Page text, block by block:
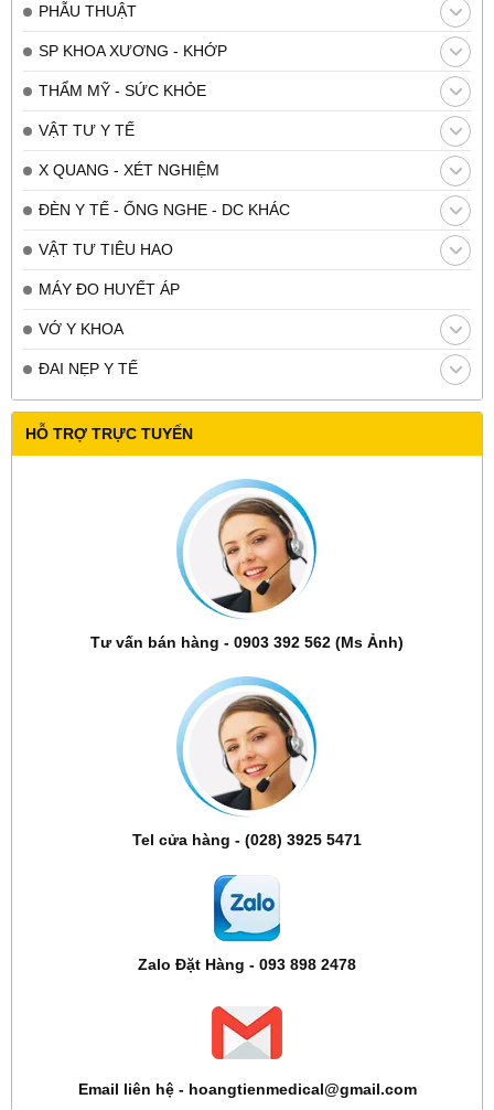
PHẪU THUẬT
SP KHOA XƯƠNG - KHỚP
THẨM MỸ - SỨC KHỎE
VẬT TƯ Y TẾ
X QUANG - XÉT NGHIỆM
ĐÈN Y TẾ - ỐNG NGHE - DC KHÁC
VẬT TƯ TIÊU HAO
MÁY ĐO HUYẾT ÁP
VỚ Y KHOA
ĐAI NẸP Y TẾ
HỖ TRỢ TRỰC TUYẾN
Tư vấn bán hàng - 0903 392 562 (Ms Ảnh)
Tel cửa hàng - (028) 3925 5471
Zalo Đặt Hàng - 093 898 2478
Email liên hệ - hoangtienmedical@gmail.com